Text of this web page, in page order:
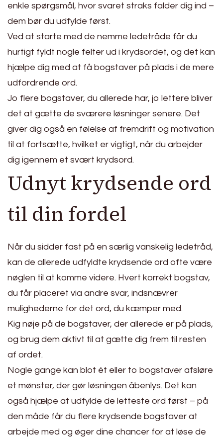
enkle spørgsmål, hvor svaret straks falder dig ind –
dem bør du udfylde først.
Ved at starte med de nemme ledetråde får du
hurtigt fyldt nogle felter ud i krydsordet, og det kan
hjælpe dig med at få bogstaver på plads i de mere
udfordrende ord.
Jo flere bogstaver, du allerede har, jo lettere bliver
det at gætte de sværere løsninger senere. Det
giver dig også en følelse af fremdrift og motivation
til at fortsætte, hvilket er vigtigt, når du arbejder
dig igennem et svært krydsord.
Udnyt krydsende ord
til din fordel
Når du sidder fast på en særlig vanskelig ledetråd,
kan de allerede udfyldte krydsende ord ofte være
nøglen til at komme videre. Hvert korrekt bogstav,
du får placeret via andre svar, indsnævrer
mulighederne for det ord, du kæmper med.
Kig nøje på de bogstaver, der allerede er på plads,
og brug dem aktivt til at gætte dig frem til resten
af ordet.
Nogle gange kan blot ét eller to bogstaver afsløre
et mønster, der gør løsningen åbenlys. Det kan
også hjælpe at udfylde de letteste ord først – på
den måde får du flere krydsende bogstaver at
arbejde med og øger dine chancer for at løse de